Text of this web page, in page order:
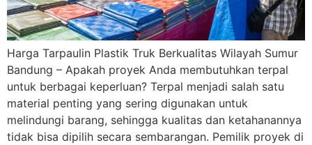
Harga Tarpaulin Plastik Truk Berkualitas Wilayah Sumur
Bandung – Apakah proyek Anda membutuhkan terpal
untuk berbagai keperluan? Terpal menjadi salah satu
material penting yang sering digunakan untuk
melindungi barang, sehingga kualitas dan ketahanannya
tidak bisa dipilih secara sembarangan. Pemilik proyek di